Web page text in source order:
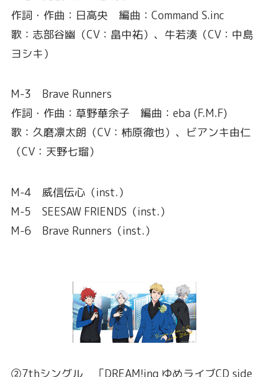
作詞・作曲：日高央 編曲：Command S.inc
歌：志部谷幽（CV：畠中祐）、牛若湊（CV：中島
ヨシキ）
M-3 Brave Runners
作詞・作曲：草野華余子 編曲：eba (F.M.F)
歌：久磨凛太朗（CV：柿原徹也）、ビアンキ由仁
（CV：天野七瑠）
M-4 威信伝心（inst.）
M-5 SEESAW FRIENDS（inst.）
M-6 Brave Runners（inst.）
②7thシングル 「DREAM!ing ゆめライブCD side